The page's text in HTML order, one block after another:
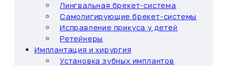
Лингвальная брекет-система
Самолигирующие брекет-системы
Исправление прикуса у детей
Ретейнеры
Имплантация и хирургия
Установка зубных имплантов